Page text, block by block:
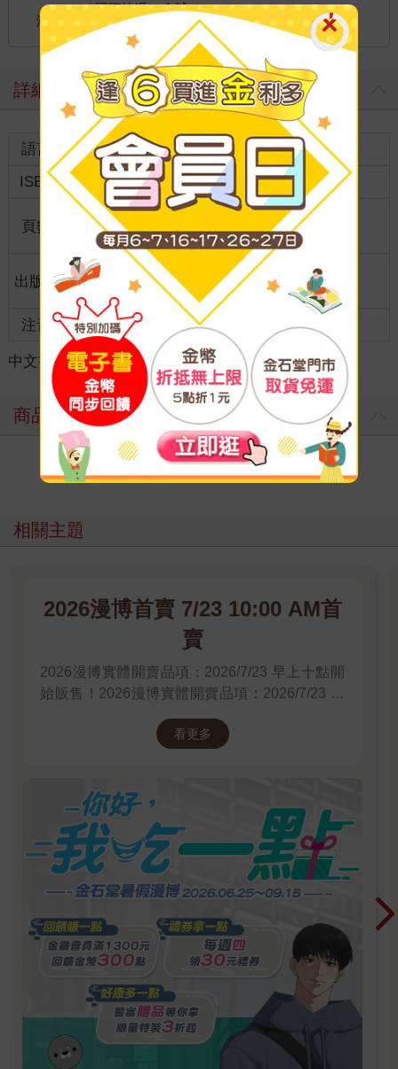
海外
國際快遞：全球
港澳店取：
詳細資料
語言 中文繁體 裝訂
紙本平裝
ISBN
9786264493826 分級 普通級
頁數 192
商品規
格
32開13*19cm
出版地 台灣
適讀年
齡
全齡適讀
注音 級別
中文書 ＞ 漫畫 ＞ 日系戀愛 女性向
商品評價
寫評價
相關主題
2026漫博首賣 7/23 10:00 AM首
賣
2026漫博實體開賣品項：2026/7/23 早上十點開
始販售！2026漫博實體開賣品項：2026/7/23 早
2026/7/23 早上十點開始販售！先領券券再結帳
看更多